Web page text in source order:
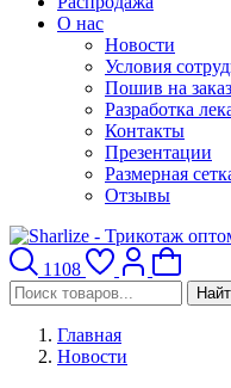
О нас
Новости
Условия
Пошив на
Разработка
Контакты
Презентации
Размерная
Отзывы
1108
Главная
Новости